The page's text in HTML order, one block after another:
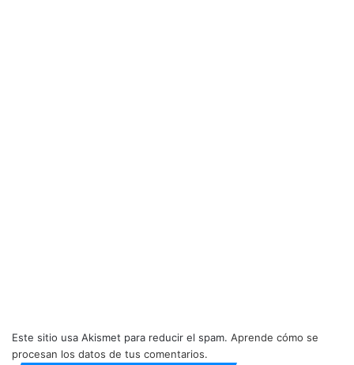
Este sitio usa Akismet para reducir el spam. Aprende cómo se
procesan los datos de tus comentarios.